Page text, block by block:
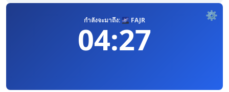
⚙️
กำลังจะมาถึง: 🌌 FAJR
04:27